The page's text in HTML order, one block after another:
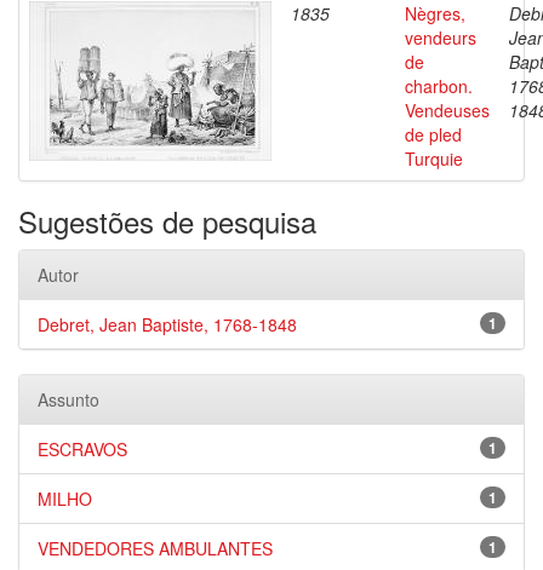
1835
Nègres,
vendeurs
de
charbon.
Vendeuses
de pled
Turquie
Sugestões de pesquisa
Autor
1
Debret, Jean Baptiste, 1768-1848
Assunto
1
ESCRAVOS
1
MILHO
1
VENDEDORES AMBULANTES